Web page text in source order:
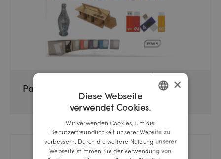
Packaging Design
GERMAN
×
Diese Webseite
verwendet Cookies.
Wir verwenden Cookies, um die
Benutzerfreundlichkeit unserer Website zu
verbessern. Durch die weitere Nutzung unserer
Webseite stimmen Sie der Verwendung von